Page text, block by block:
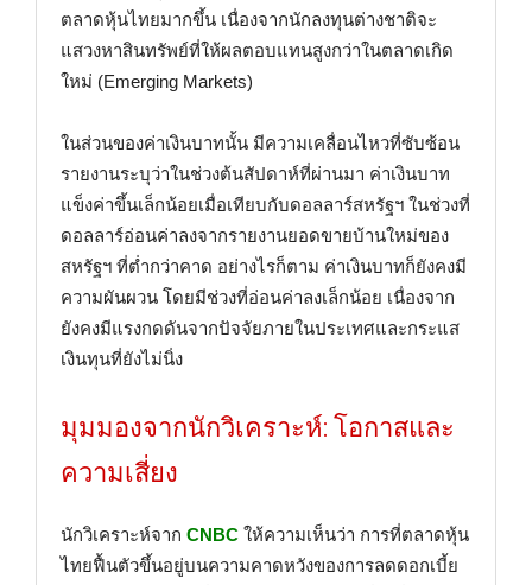
ตลาดหุ้นไทยมากขึ้น เนื่องจากนักลงทุนต่างชาติจะ
แสวงหาสินทรัพย์ที่ให้ผลตอบแทนสูงกว่าในตลาดเกิด
ใหม่ (Emerging Markets)
ในส่วนของค่าเงินบาทนั้น มีความเคลื่อนไหวที่ซับซ้อน
รายงานระบุว่าในช่วงต้นสัปดาห์ที่ผ่านมา ค่าเงินบาท
แข็งค่าขึ้นเล็กน้อยเมื่อเทียบกับดอลลาร์สหรัฐฯ ในช่วงที่
ดอลลาร์อ่อนค่าลงจากรายงานยอดขายบ้านใหม่ของ
สหรัฐฯ ที่ต่ำกว่าคาด อย่างไรก็ตาม ค่าเงินบาทก็ยังคงมี
ความผันผวน โดยมีช่วงที่อ่อนค่าลงเล็กน้อย เนื่องจาก
ยังคงมีแรงกดดันจากปัจจัยภายในประเทศและกระแส
เงินทุนที่ยังไม่นิ่ง
มุมมองจากนักวิเคราะห์: โอกาสและ
ความเสี่ยง
นักวิเคราะห์จาก CNBC ให้ความเห็นว่า การที่ตลาดหุ้น
ไทยฟื้นตัวขึ้นอยู่บนความคาดหวังของการลดดอกเบี้ย